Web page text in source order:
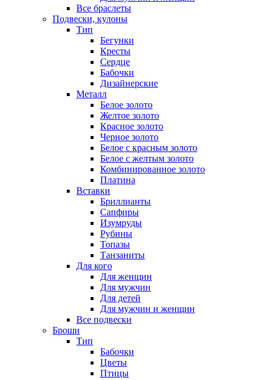
Все браслеты
Подвески, кулоны
Тип
Бегунки
Кресты
Сердце
Бабочки
Дизайнерские
Металл
Белое золото
Желтое золото
Красное золото
Черное золото
Белое с красным золото
Белое с желтым золото
Комбинированное золото
Платина
Вставки
Бриллианты
Сапфиры
Изумруды
Рубины
Топазы
Танзаниты
Для кого
Для женщин
Для мужчин
Для детей
Для мужчин и женщин
Все подвески
Броши
Тип
Бабочки
Цветы
Птицы